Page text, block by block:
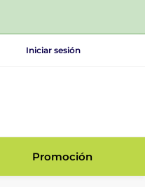
Iniciar sesión
Promoción